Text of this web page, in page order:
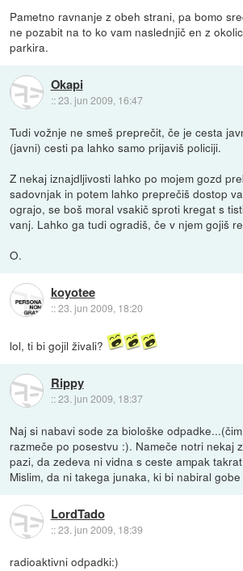
Pametno ravnanje z obeh strani, pa bomo
ne pozabit na to ko vam naslednjič en z
parkira.
Okapi
::23. jun 2009, 16:47
Tudi vožnje ne smeš preprečit, če je cesta
(javni) cesti pa lahko samo prijaviš policiji.
Z nekaj iznajdljivosti lahko po mojem gozd
sadovnjak in potem lahko preprečiš dostop
ograjo, se boš moral vsakič sproti kregat s
vanj. Lahko ga tudi ogradiš, če v njem gojiš
O.
koyotee
::23. jun 2009, 18:20
lol, ti bi gojil živali?
Rippy
::23. jun 2009, 18:37
Naj si nabavi sode za biološke
razmeče po posestvu :). Nameče notri nekaj
pazi, da zedeva ni vidna s ceste ampak
Mislim, da ni takega junaka, ki bi nabiral
LordTado
::23. jun 2009, 18:39
radioaktivni odpadki:)